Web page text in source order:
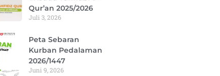
Qur’an 2025/2026
Juli 3, 2026
Peta Sebaran
Kurban Pedalaman
2026/1447
Juni 9, 2026